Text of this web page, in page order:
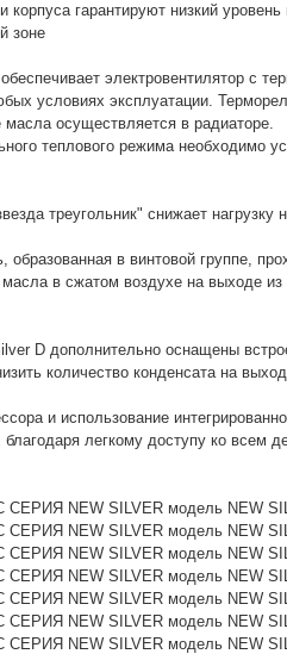
гарантируют низкий
зоне
электровентилятор с
условиях эксплуатации.
осуществляется в радиаторе.
теплового режима необходимо
треугольник" снижает
образованная в винтовой группе,
в сжатом воздухе на выходе
D дополнительно оснащены
количество конденсата на
и использование
благодаря легкому доступу ко
СЕРИЯ NEW SILVER модель NEW
СЕРИЯ NEW SILVER модель NEW
СЕРИЯ NEW SILVER модель NEW
СЕРИЯ NEW SILVER модель NEW
СЕРИЯ NEW SILVER модель NEW
СЕРИЯ NEW SILVER модель NEW
СЕРИЯ NEW SILVER модель NEW